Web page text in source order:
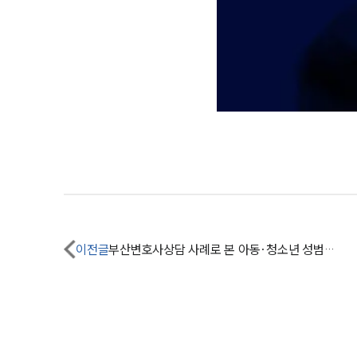
이전글 부산변호사상담 사례로 본 아동·청소년 성범죄 신고의무자가 가해자인 경우?